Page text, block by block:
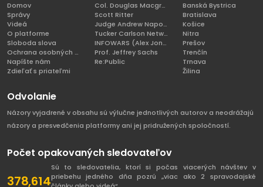
Domov
Správy
Videá
O platforme
Sloboda slova
Ochrana osobných údajov
Napíšte nám
Zdieľať s priateľmi
Col. Douglas Macgregor, Ph.D
Scott Ritter
Judge Andrew Napolitano
Tucker Carlson Network
INFOWARS (Alex Jones)
Prof. Jeffrey Sachs
Re:Public
Banská Bystrica
Bratislava
Košice
Nitra
Prešov
Trenčín
Trnava
Žilina
Odvolanie
Názory vyjadrené v obsahu sú výlučne jednotlivých autorov a neodrážajú
názory a presvedčenia platformy ani jej pridružených spoločností.
Počet opakovaných sledovateľov
378,614
Sú to sledovatelia, ktorí si počas viacerých návštev v
priebehu jedného dňa pozrú „viac ako 2 spravodajské